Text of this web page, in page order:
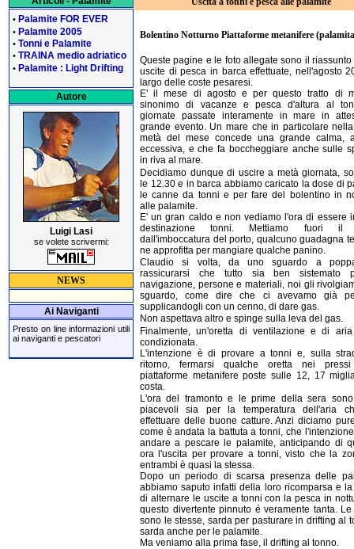
• Palamite FOR EVER
• Palamite 2005
• Tonni e Palamite
• TRAINA medio adriatico
• Palamite : Light Drifting
Autore
Luigi Lasi
se volete scrivermi:
NEWS
Ai Naviganti
Presto on line informazioni utili
ai naviganti e pescatori
Bolentino Notturno Piattaforme metanifere
Queste pagine e le foto allegate sono il
uscite di pesca in barca effettuate, nell'agosto
largo delle coste pesaresi.
E' il mese di agosto e per questo tratto di
sinonimo di vacanze e pesca d'altura al
giornate passate interamente in mare in
grande evento. Un mare che in particolare
metà del mese concede una grande calma,
eccessiva, e che fa boccheggiare anche sulle
in riva al mare.
Decidiamo dunque di uscire a metà giornata,
le 12.30 e in barca abbiamo caricato la dose di
le canne da tonni e per fare del bolentino in
alle palamite.
E' un gran caldo e non vediamo l'ora di essere
destinazione tonni. Mettiamo fuori il
dall'imboccatura del porto, qualcuno guadagna
ne approfitta per mangiare qualche panino.
Claudio si volta, da uno sguardo a
rassicurarsi che tutto sia ben sistemato
navigazione, persone e materiali, noi gli
sguardo, come dire che ci avevamo già
supplicandogli con un cenno, di dare gas.
Non aspettava altro e spinge sulla leva del gas.
Finalmente, un'oretta di ventilazione e di
condizionata.
L'intenzione è di provare a tonni e, sulla
ritorno, fermarsi qualche oretta nei
piattaforme metanifere poste sulle 12, 17
costa.
L'ora del tramonto e le prime della sera
piacevoli sia per la temperatura dell'aria
effettuare delle buone catture. Anzi diciamo
come è andata la battuta a tonni, che
andare a pescare le palamite, anticipando di
ora l'uscita per provare a tonni, visto che la
entrambi è quasi la stessa.
Dopo un periodo di scarsa presenza delle
abbiamo saputo infatti della loro ricomparsa e
di alternare le uscite a tonni con la pesca in
questo divertente pinnuto é veramente tanta.
sono le stesse, sarda per pasturare in drifting al
sarda anche per le palamite.
Ma veniamo alla prima fase, il drifting al tonno.